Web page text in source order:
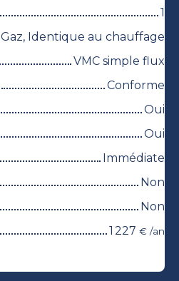
1
Gaz, Identique au chauffage
VMC simple flux
Conforme
Oui
Oui
Immédiate
Non
Non
1 227 € /an